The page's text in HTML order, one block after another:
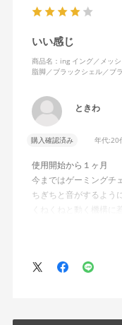
いい感じ
商品名：ing イング／メッ
脂脚／ブラックシェル／ブ
ときわ
購入確認済み 年代:20
使用開始から１ヶ月
今まではゲーミングチ
ちぎちと音がするよう
くねくねと動く機構に
りは無くなった！但し
これは座っていない時
に保つ機構があるよう
絵を描くのと、ゲーム
尻についてくるフレキ